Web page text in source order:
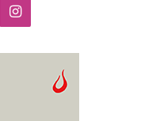
Instagram